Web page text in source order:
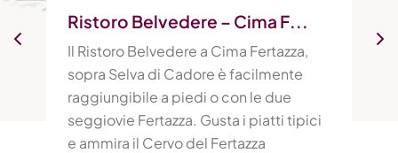
Ristoro Belvedere – Cima F...
Il Ristoro Belvedere a Cima Fertazza,
sopra Selva di Cadore è facilmente
raggiungibile a piedi o con le due
seggiovie Fertazza. Gusta i piatti tipici
e ammira il Cervo del Fertazza